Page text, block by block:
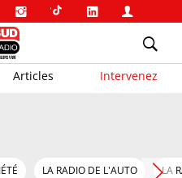
Articles Intervenez
LA RADIO DE L'AUTO LA